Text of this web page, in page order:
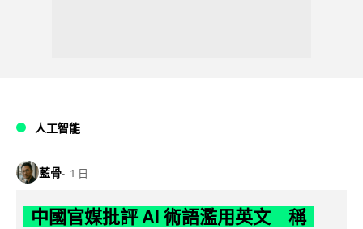
人工智能
藍骨 1 日
中國官媒批評 AI 術語濫用英文 稱